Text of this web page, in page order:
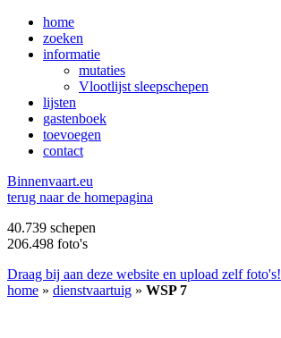
home
zoeken
informatie
mutaties
Vlootlijst sleepschepen
lijsten
gastenboek
toevoegen
contact
Binnenvaart.eu
terug naar de homepagina
40.739 schepen
206.498 foto's
Draag bij aan deze website en upload zelf foto's!
home » dienstvaartuig » WSP 7